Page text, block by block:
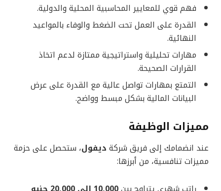
فهم قوي للمعايير المحاسبية المحلية والدولية.
القدرة على العمل تحت الضغط والوفاء بالمواعيد
النهائية.
مهارات تحليلية واستراتيجية ممتازة لدعم اتخاذ
القرارات الصحيحة.
التمتع بمهارات تواصل عالية مع القدرة على عرض
البيانات المالية بشكل مبسط وواضح.
مميزات الوظيفة
عند انضمامك إلى فريق شركة ديفول، ستحصل على حزمة
مميزات تنافسية، من أبرزها: